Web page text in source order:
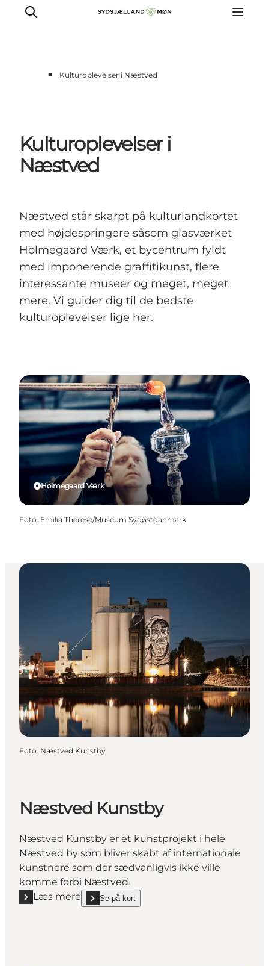
Events
Spis
Overnat
■ Kulturoplevelser i Næstved
Kulturoplevelser i
Næstved
Næstved står skarpt på kulturlandkortet
med højdespringere såsom glasværket
Holmegaard Værk, et bycentrum fyldt
med imponerende graffitikunst, flere
interessante museer og meget, meget
mere. Vi guider dig til de bedste
kulturoplevelser lige her.
Holmegaard Værk
Foto: Emilia Therese/Museum Sydøstdanmark
Foto: Næstved Kunstby
Næstved Kunstby
Næstved Kunstby er et kunstprojekt i hele
Næstved by som bliver skabt af internationale
kunstnere som der sædvanligvis ikke ville
komme forbi Næstved.
Læs mere
Læs mere "Næstved Kunstby"
Se på kort
show Næstved Kunstby on_map